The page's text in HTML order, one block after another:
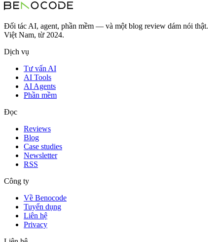
Đối tác AI, agent, phần mềm — và một blog review dám nói thật.
Việt Nam, từ 2024.
Dịch vụ
Tư vấn AI
AI Tools
AI Agents
Phần mềm
Đọc
Reviews
Blog
Case studies
Newsletter
RSS
Công ty
Về Benocode
Tuyển dụng
Liên hệ
Privacy